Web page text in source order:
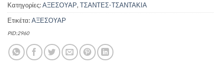
Κατηγορίες:ΑΞΕΣΟΥΑΡ, ΤΣΑΝΤΕΣ-ΤΣΑΝΤΑΚΙΑ
Ετικέτα:ΑΞΕΣΟΥΑΡ
PID:2960